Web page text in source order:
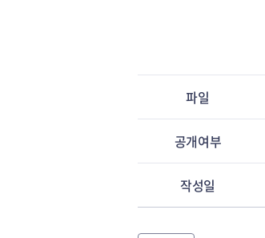
파일
공개여부
작성일